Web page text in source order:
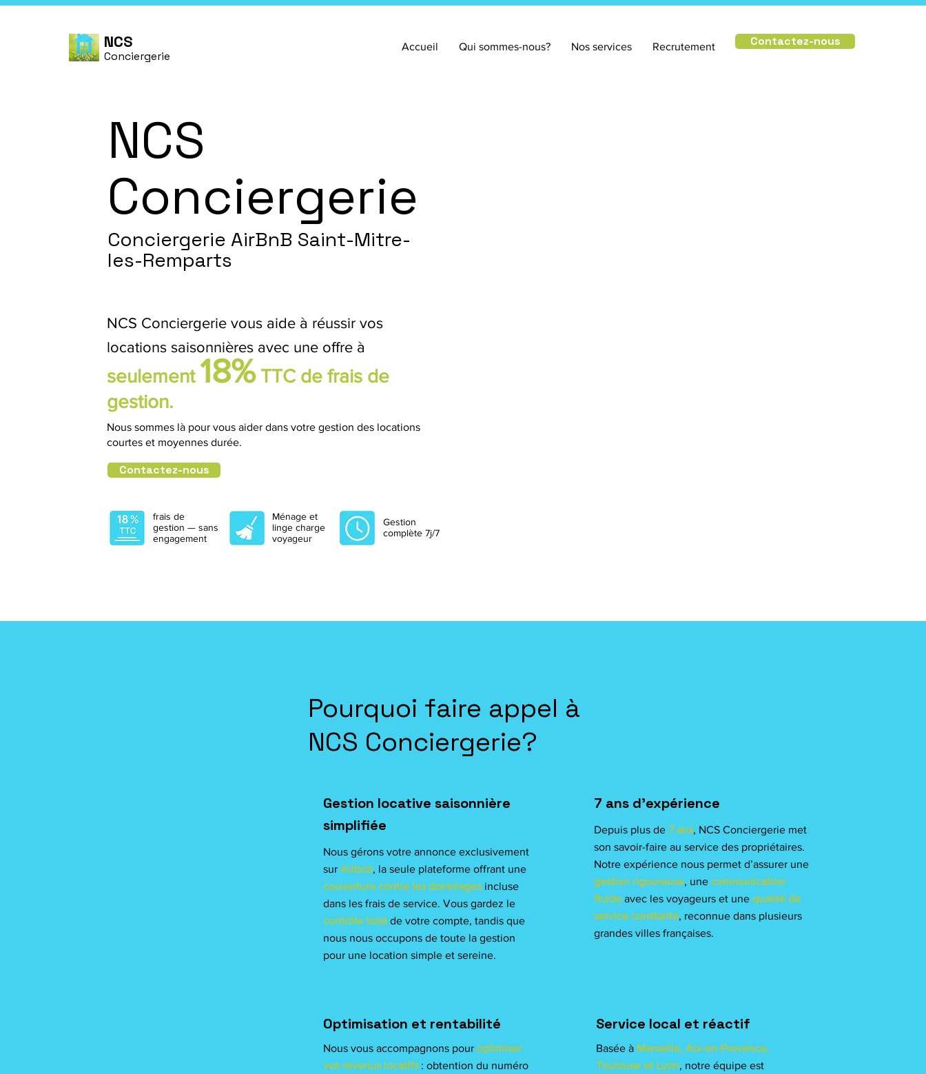
NCS
Conciergerie
Accueil Qui sommes-nous? Nos services Recrutement Contactez-nous
NCS
Conciergerie
Conciergerie AirBnB Saint-Mitre-
les-Remparts
NCS Conciergerie vous aide à réussir vos
locations saisonnières avec une offre à
seulement18%TTC de frais de
gestion.
Nous sommes là pour vous aider dans votre gestion des locations
courtes et moyennes durée.
Contactez-nous
frais de
gestion — sans
engagement
Ménage et
linge charge
voyageur
Gestion
complète 7j/7
Pourquoi faire appel à
NCS Conciergerie?
Gestion locative saisonnière
simplifiée
Nous gérons votre annonce exclusivement
sur Airbnb, la seule plateforme offrant une
couverture contre les dommagesincluse
dans les frais de service. Vous gardez le
contrôle total de votre compte, tandis que
nous nous occupons de toute la gestion
pour une location simple et sereine.
7 ans d’expérience
Depuis plus de 7 ans, NCS Conciergerie met
son savoir-faire au service des propriétaires.
Notre expérience nous permet d’assurer une
gestion rigoureuse, une communication
fluide avec les voyageurs et une qualité de
service constante, reconnue dans plusieurs
grandes villes françaises.
Optimisation et rentabilité
Nous vous accompagnons pour optimiser
vos revenus locatifs: obtention du numéro
Service local et réactif
Basée à Marseille, Aix-en-Provence,
Toulouse et Lyon, notre équipe est